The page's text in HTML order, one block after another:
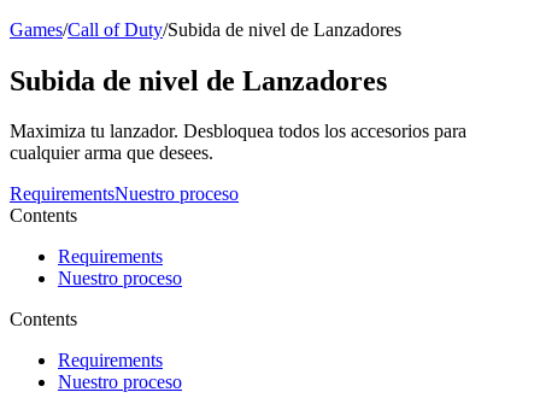
Games/Call of Duty/Subida de nivel de Lanzadores
Subida de nivel de Lanzadores
Maximiza tu lanzador. Desbloquea todos los accesorios para
cualquier arma que desees.
RequirementsNuestro proceso
Contents
Requirements
Nuestro proceso
Contents
Requirements
Nuestro proceso